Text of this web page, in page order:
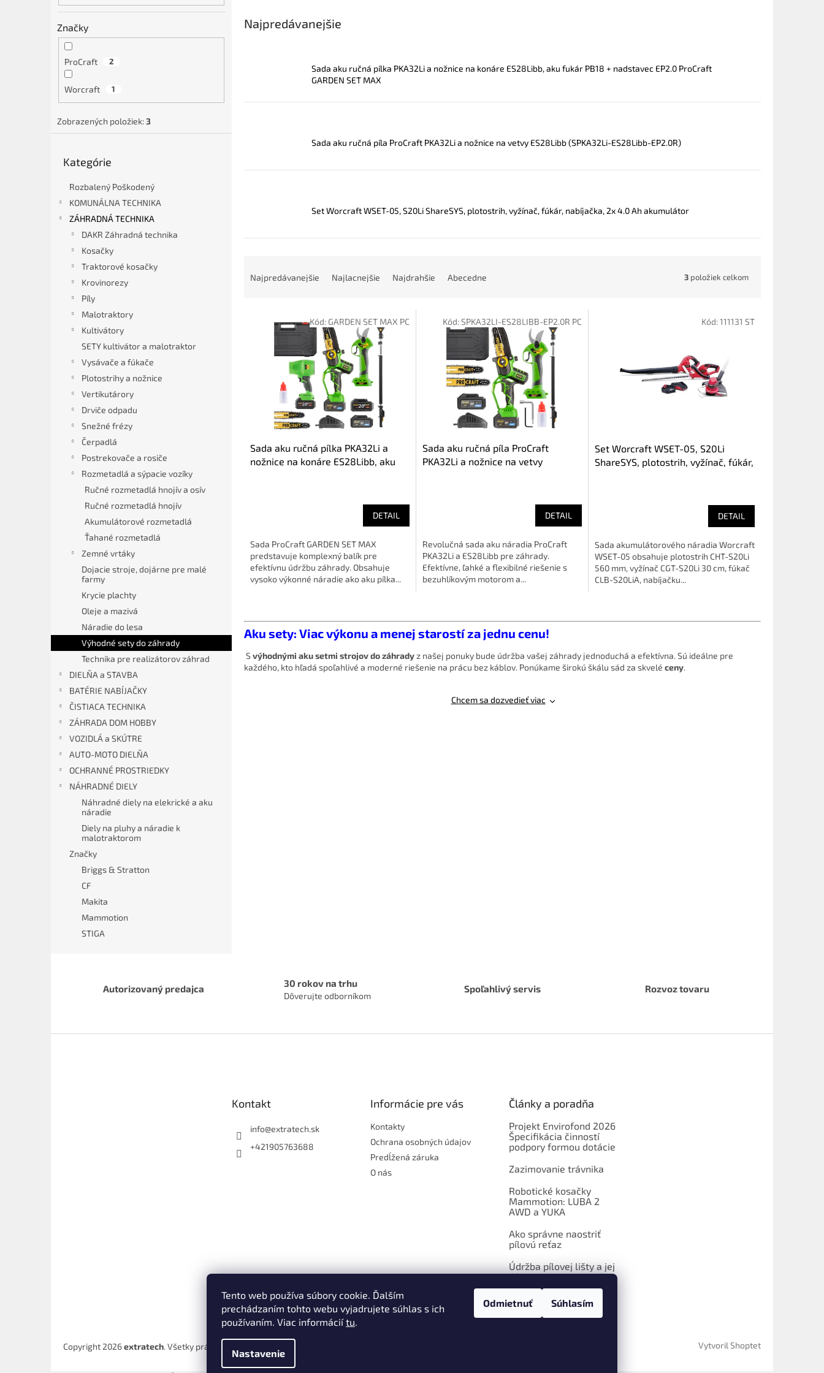
Tento web používa súbory cookie. Ďalším
prechádzaním tohto webu vyjadrujete súhlas s ich
používaním. Viac informáciítu.
Nastavenie
Odmietnuť Súhlasím
Značky
ProCraft 2
Worcraft 1
Zobrazených položiek:3
kategórie
Kategórie
Rozbalený Poškodený
KOMUNÁLNA TECHNIKA
ZÁHRADNÁ TECHNIKA
DAKR Záhradná technika
Kosačky
Traktorové kosačky
Krovinorezy
Píly
Malotraktory
Kultivátory
SETY kultivátor a malotraktor
Vysávače a fúkače
Plotostrihy a nožnice
Vertikutárory
Drviče odpadu
Snežné frézy
Čerpadlá
Postrekovače a rosiče
Rozmetadlá a sýpacie vozíky
Ručné rozmetadlá hnojív a osív
Ručné rozmetadlá hnojív
Akumulátorové rozmetadlá
Ťahané rozmetadlá
Zemné vrtáky
Dojacie stroje, dojárne pre malé
farmy
Krycie plachty
Oleje a mazivá
Náradie do lesa
Výhodné sety do záhrady
Technika pre realizátorov záhrad
DIELŇA a STAVBA
BATÉRIE NABÍJAČKY
ČISTIACA TECHNIKA
ZÁHRADA DOM HOBBY
VOZIDLÁ a SKÚTRE
AUTO-MOTO DIELŇA
OCHRANNÉ PROSTRIEDKY
NÁHRADNÉ DIELY
Náhradné diely na elekrické a aku
náradie
Diely na pluhy a náradie k
malotraktorom
Značky
Briggs & Stratton
CF
Makita
Mammotion
STIGA
Najpredávanejšie
Sada aku ručná pílka PKA32Li a nožnice na konáre ES28Libb, aku fukár PB18 + nadstavec EP2.0 ProCraft
GARDEN SET MAX
Sada aku ručná píla ProCraft PKA32Li a nožnice na vetvy ES28Libb (SPKA32Li-ES28Libb-EP2.0R)
Set Worcraft WSET-05, S20Li ShareSYS, plotostrih, vyžínač, fúkár, nabíjačka, 2x 4.0 Ah akumulátor
Najpredávanejšie Najlacnejšie Najdrahšie Abecedne 3 položiek celkom
Sada aku ručná pílka PKA32Li a
nožnice na konáre ES28Libb, aku
DETAIL
Sada ProCraft GARDEN SET MAX
predstavuje komplexný balík pre
efektívnu údržbu záhrady. Obsahuje
vysoko výkonné náradie ako aku pílka...
Kód: GARDEN SET MAX PC
Sada aku ručná píla ProCraft
PKA32Li a nožnice na vetvy
DETAIL
Revolučná sada aku náradia ProCraft
PKA32Li a ES28Libb pre záhrady.
Efektívne, ľahké a flexibilné riešenie s
bezuhlíkovým motorom a...
Kód:SPKA32LI-ES28LIBB-EP2.0R PC
Set Worcraft WSET-05, S20Li
ShareSYS, plotostrih, vyžínač, fúkár,
DETAIL
Sada akumulátorového náradia Worcraft
WSET-05 obsahuje plotostrih CHT-S20Li
560 mm, vyžínač CGT-S20Li 30 cm, fúkač
CLB-S20LiA, nabíjačku...
Kód:111131 ST
v
l
á
d
a
e
Aku sety: Viac výkonu a menej starostí za jednu cenu!
S výhodnými aku setmi strojov do záhradyz našej ponuky bude údržba vašej záhrady jednoduchá a efektívna. Sú ideálne pre
každého, kto hľadá spoľahlivé a moderné riešenie na prácu bez káblov. Ponúkame širokú škálu sád za skvelé ceny.
Chcem sa dozvedieť viac
Autorizovaný predajca
30 rokov na trhu
Dôverujte odborníkom
Spoľahlivý servis Rozvoz tovaru
Kontakt
info@extratech.sk
+421905763688
Informácie pre vás
Kontakty
Ochrana osobných údajov
Predĺžená záruka
O nás
Články a poradňa
Projekt Envirofond 2026
Špecifikácia činností
podpory formou dotácie
Zazimovanie trávnika
Robotické kosačky
Mammotion: LUBA 2
AWD a YUKA
Ako správne naostriť
pílovú reťaz
Údržba pílovej lišty a jej
výmena
ARCHÍV
Vytvoril Shoptet
Copyright 2026extratech. Všetky práva vyhradené.